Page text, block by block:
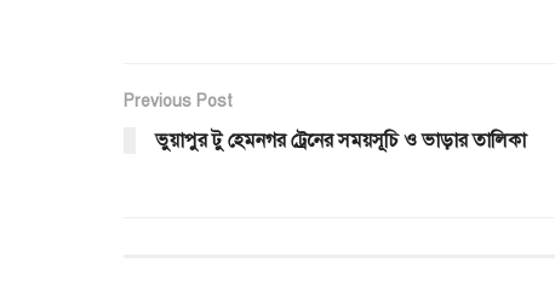
Previous Post
ভুয়াপুর টু হেমনগর ট্রেনের সময়সূচি ও ভাড়ার তালিকা